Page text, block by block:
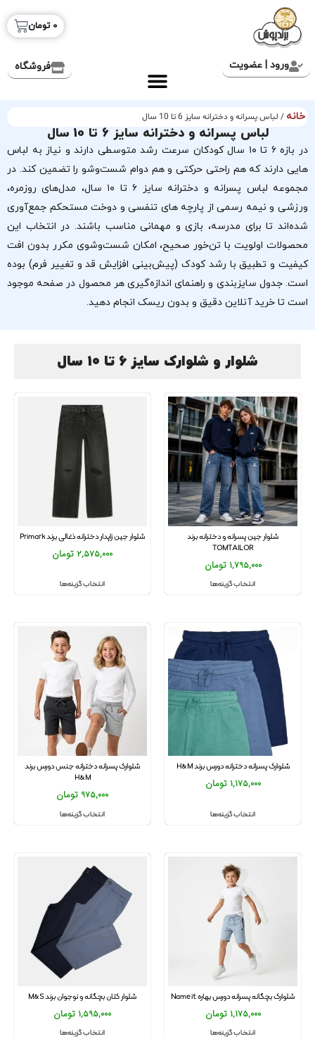
0 تومان
ورود | عضویت فروشگاه
خانه / لباس پسرانه و دخترانه سایز 6 تا 10 سال
لباس پسرانه و دخترانه سایز 6 تا 10 سال
در بازه ۶ تا ۱۰ سال کودکان سرعت رشد متوسطی دارند و نیاز به لباس
هایی دارند که هم راحتی حرکتی و هم دوام شست‌وشو را تضمین کند. در
مجموعه لباس پسرانه و دخترانه سایز ۶ تا ۱۰ سال، مدل‌های روزمره،
ورزشی و نیمه رسمی از پارچه های تنفسی و دوخت مستحکم جمع‌آوری
شده‌اند تا برای مدرسه، بازی و مهمانی مناسب باشند. در انتخاب این
محصولات اولویت با تن‌خور صحیح، امکان شست‌وشوی مکرر بدون افت
کیفیت و تطبیق با رشد کودک (پیش‌بینی افزایش قد و تغییر فرم) بوده
است. جدول سایزبندی و راهنمای اندازه‌گیری هر محصول در صفحه موجود
است تا خرید آنلاین دقیق و بدون ریسک انجام دهید.
شلوار و شلوارک سایز 6 تا 10 سال
شلوار جین پسرانه و دخترانه برند
TOMTAILOR
1,795,000 تومان
انتخاب گزینه‌ها
شلوار جین زاپدار دخترانه ذغالی برند Primark
2,575,000 تومان
انتخاب گزینه‌ها
شلوارک پسرانه دخترانه دورس برند H&M
1,175,000 تومان
انتخاب گزینه‌ها
شلوارک پسرانه دخترانه جنس دورس برند
H&M
975,000 تومان
انتخاب گزینه‌ها
شلوارک بچگانه پسرانه دورس بهاره Name it
1,175,000 تومان
انتخاب گزینه‌ها
شلوار کتان بچگانه و نوجوان برند M&S
1,595,000 تومان
انتخاب گزینه‌ها